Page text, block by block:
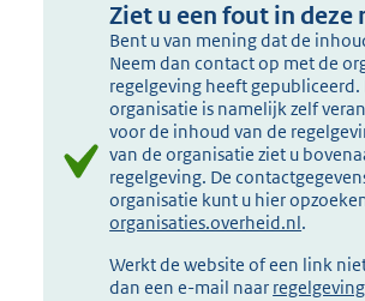
Ziet u een fout in deze
Bent u van mening dat de
Neem dan contact op met de
regelgeving heeft gepubliceerd.
organisatie is namelijk zelf
voor de inhoud van de
van de organisatie ziet u
regelgeving. De
organisatie kunt u hier
organisaties.overheid.nl.
Werkt de website of een link
dan een e-mail naar